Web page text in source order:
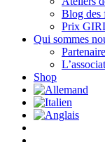
Blog des
Prix
Qui sommes
Shop